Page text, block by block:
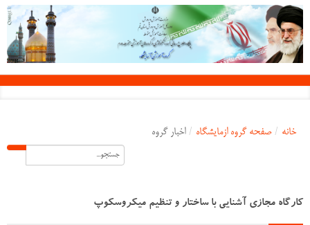
خانه / صفحه گروه ازمایشگاه / اخبار گروه
کارگاه مجازی آشنایی با ساختار و تنظیم میکروسکوپ